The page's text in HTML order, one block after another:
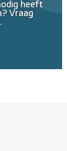
heeft
Vraag